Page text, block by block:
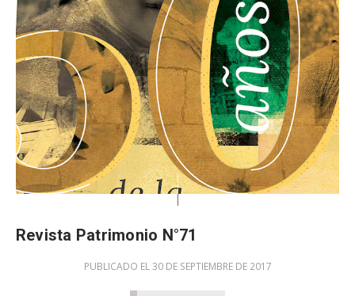
Revista Patrimonio N°71
PUBLICADO EL 30 DE SEPTIEMBRE DE 2017